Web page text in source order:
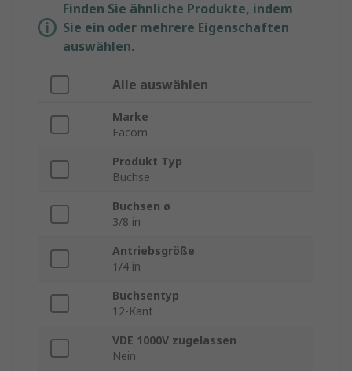
Finden Sie ähnliche Produkte, indem
Sie ein oder mehrere Eigenschaften
auswählen.
Alle auswählen
Marke
Facom
Produkt Typ
Buchse
Buchsen ø
3/8 in
Antriebsgröße
1/4 in
Buchsentyp
12-Kant
VDE 1000V zugelassen
Nein